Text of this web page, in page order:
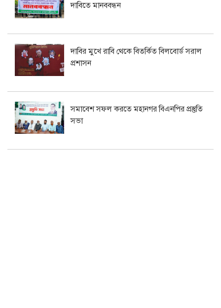
দাবিতে মানববন্ধন
দাবির মুখে রাবি থেকে বিতর্কিত বিলবোর্ড সরাল
প্রশাসন
সমাবেশ সফল করতে মহানগর বিএনপির প্রস্তুতি
সভা